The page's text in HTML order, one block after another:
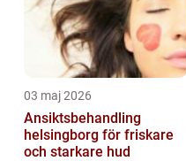
03 maj 2026
Ansiktsbehandling
helsingborg för friskare
och starkare hud